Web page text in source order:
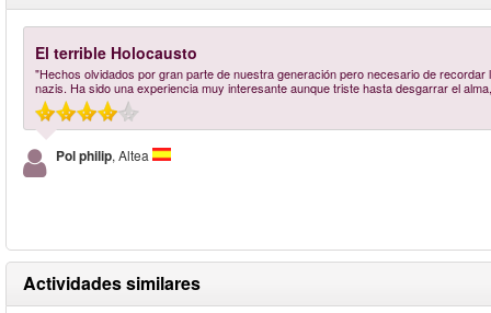
El terrible Holocausto
"Hechos olvidados por gran parte de nuestra generación pero necesario de
nazis. Ha sido una experiencia muy interesante aunque triste hasta desgarrar el
Pol philip, Altea
Actividades similares